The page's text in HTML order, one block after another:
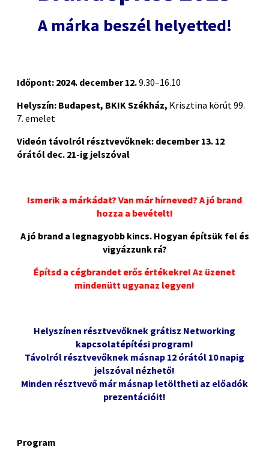
A márka beszél helyetted!
Időpont: 2024. december 12.9.30–16.10
Helyszín: Budapest, BKIK Székház, Krisztina körút 99.
7. emelet
Videón távolról résztvevőknek: december 13. 12
órától dec. 21-ig jelszóval
Ismerik a márkádat? Van már hírneved? A jó brand
hozza a bevételt!
A jó brand a legnagyobb kincs. Hogyan építsük fel és
vigyázzunk rá?
Építsd a cégbrandet erős értékekre! Az üzenet
mindenütt ugyanaz legyen!
Helyszínen résztvevőknek grátisz Networking
kapcsolatépítési program!
Távolról résztvevőknek másnap 12 órától 10 napig
jelszóval nézhető!
Minden résztvevő már másnap letöltheti az előadók
prezentációit!
Program